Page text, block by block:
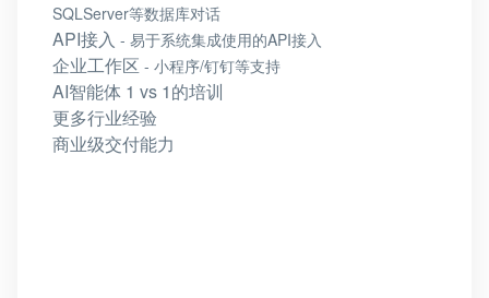
SQLServer等数据库对话
API接入 - 易于系统集成使用的API接入
企业工作区 - 小程序/钉钉等支持
AI智能体 1 vs 1的培训
更多行业经验
商业级交付能力